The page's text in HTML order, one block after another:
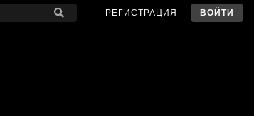
РЕГИСТРАЦИЯ ВОЙТИ